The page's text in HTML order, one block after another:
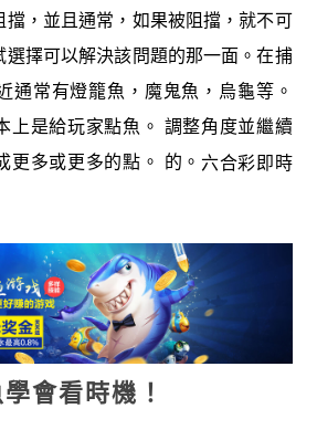
擋，並且通常，如果被阻擋，就不可
選擇可以解決該問題的那一面。在捕
通常有燈籠魚，魔鬼魚，烏龜等。
上是給玩家點魚。 調整角度並繼續
更多或更多的點。 的。 六合彩即時
會看時機！